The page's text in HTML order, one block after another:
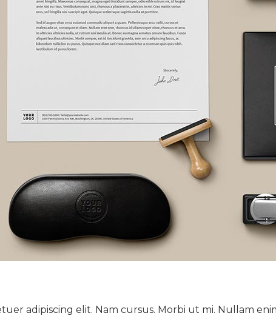
adipiscing elit. Nam cursus. Morbi ut mi. Nullam